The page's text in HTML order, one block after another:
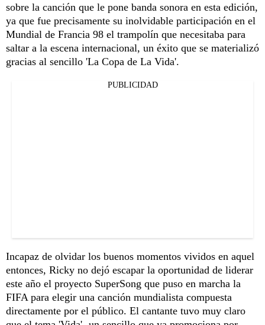
sobre la canción que le pone banda sonora en esta edición,
ya que fue precisamente su inolvidable participación en el
Mundial de Francia 98 el trampolín que necesitaba para
saltar a la escena internacional, un éxito que se materializó
gracias al sencillo 'La Copa de La Vida'.
PUBLICIDAD
Incapaz de olvidar los buenos momentos vividos en aquel
entonces, Ricky no dejó escapar la oportunidad de liderar
este año el proyecto SuperSong que puso en marcha la
FIFA para elegir una canción mundialista compuesta
directamente por el público. El cantante tuvo muy claro